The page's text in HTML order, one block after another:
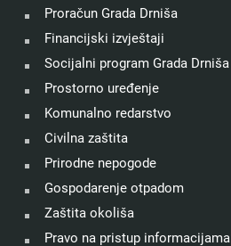
Proračun Grada Drniša
Financijski izvještaji
Socijalni program Grada Drniša
Prostorno uređenje
Komunalno redarstvo
Civilna zaštita
Prirodne nepogode
Gospodarenje otpadom
Zaštita okoliša
Pravo na pristup informacijama